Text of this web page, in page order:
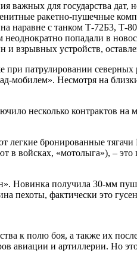
для государства дат,
ракетно-пушечные
наравне с танком Т-72Б3, Т-
попадали в
взрывных устройств,
при патрулировании
мобилем». Несмотря на
несколько контрактов
легкие бронированные
в войсках, «мотолыга»), –
Новинка получила 30-мм
пехоты, фактически это
к полю боя, а также их
авиации и артиллерии. Но